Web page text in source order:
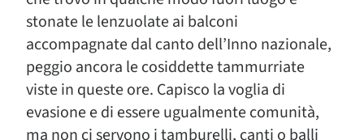
stonate le lenzuolate ai balconi
accompagnate dal canto dell’Inno nazionale,
peggio ancora le cosiddette tammurriate
viste in queste ore. Capisco la voglia di
evasione e di essere ugualmente comunità,
ma non ci servono i tamburelli, canti o balli